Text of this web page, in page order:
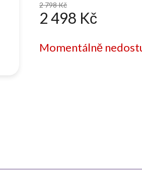
2 798 Kč
2 498 Kč
cena:
Momentálně